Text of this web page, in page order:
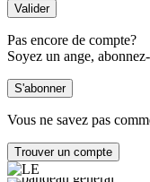
Pas encore de compte?
Soyez un ange,
Vous ne savez pas